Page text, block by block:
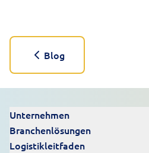
Blog
Unternehmen
Branchenlösungen
Logistikleitfaden